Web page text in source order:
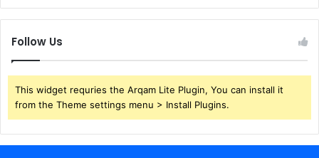
Follow Us
This widget requries the Arqam Lite Plugin, You can install it
from the Theme settings menu > Install Plugins.